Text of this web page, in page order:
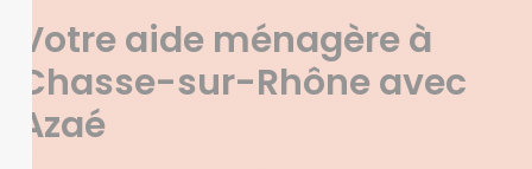
Votre aide ménagère à
Chasse-sur-Rhône avec
Azaé